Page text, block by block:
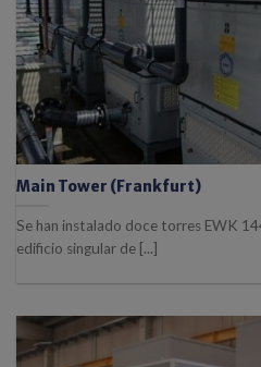
Main Tower (Frankfurt)
Se han instalado doce torres EWK
edificio singular de [...]